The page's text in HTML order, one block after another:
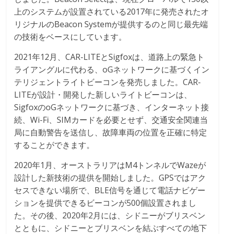
上のシステムが設置されている2017年に発売されたオ
リジナルのBeacon Systemが提供するのと同じ最先端
の技術をベースにしています。
2021年12月、CAR-LITEとSigfoxは、道路上の緊急ト
ライアングルに代わる、oGネットワークに基づくイン
テリジェントライトビーコンを発売しました。CAR-
LITEが設計・開発した新しいライトビーコンは、
SigfoxのoGネットワークに基づき、インターネット接
続、Wi-Fi、SIMカードを必要とせず、交通安全関連当
局に自動警告を送信し、故障車両の位置を正確に特定
することができます。
2020年1月、オーストラリアはM4トンネルでWazeが
設計した新技術の提供を開始しました。GPSではアク
セスできない場所で、BLE信号を通じて電話ナビゲー
ションを提供できるビーコンが500個設置されまし
た。その後、2020年2月には、シドニーがブリスベン
とともに、シドニーとブリスベンを結ぶすべての地下